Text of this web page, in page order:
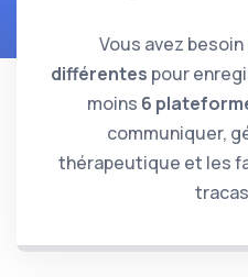
Vous avez besoin
différentes pour
moins 6
communiquer,
thérapeutique et les